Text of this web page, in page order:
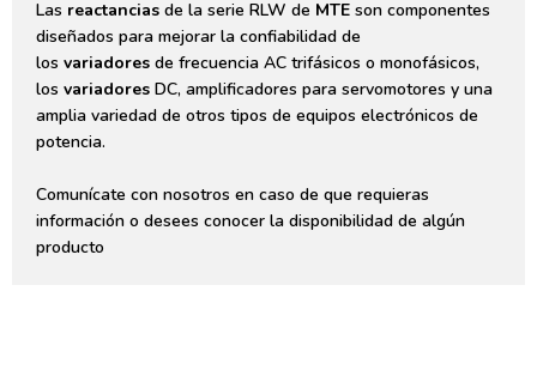
Las reactancias de la serie RLW de MTE son componentes
diseñados para mejorar la confiabilidad de
los variadores de frecuencia AC trifásicos o monofásicos,
los variadores DC, amplificadores para servomotores y una
amplia variedad de otros tipos de equipos electrónicos de
potencia.
Comunícate con nosotros en caso de que requieras
información o desees conocer la disponibilidad de algún
producto